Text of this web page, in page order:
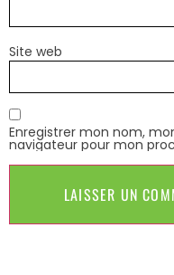
Site web
Enregistrer mon nom,
navigateur pour mon